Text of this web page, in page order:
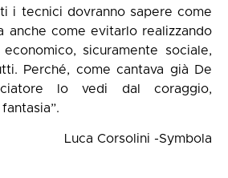
i tecnici dovranno sapere come
anche come evitarlo realizzando
sicuramente sociale,
Perché, come cantava già De
lo vedi dal coraggio,
Luca Corsolini -Symbola